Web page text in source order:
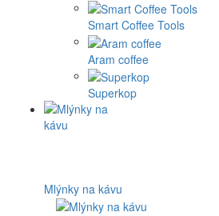
Smart Coffee Tools
Aram coffee
Superkop
Mlýnky na kávu